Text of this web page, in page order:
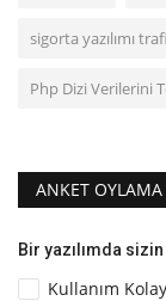
sigorta yazılımı
Php Dizi Verilerini
ANKET OYLAMA
Bir yazılımda
Kullanım